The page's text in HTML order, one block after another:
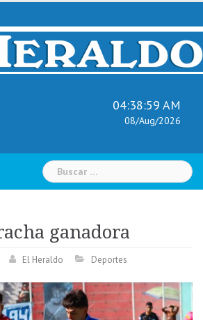
04:39:00 AM
08/Aug/2026
Buscar:
ganadora
El Heraldo Deportes